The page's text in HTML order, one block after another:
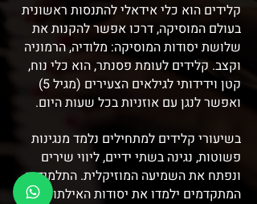
קלידים הוא כלי אידאלי להתנסות ראשונית
בעולם המוסיקה, דרכו אפשר להקנות את
שלושת יסודות המוסיקה: מלודיה, הרמוניה
וקצב. קלידים לעומת פסנתר, הוא כלי נוח,
קטן וידידותי לגילאים הצעירים (מגיל 5)
ואפשר לנגן עם אוזניות בכל שעות היום.
בשיעורי קלידים למתחילים נלמד מנגינות
פשוטות, נגינה בשתי ידיים, ליווי שירים
ונפתח את השמיעה המוזיקלית. התלמידים
המתקדמים ילמדו את יסודות האילתור